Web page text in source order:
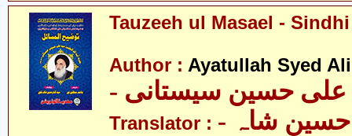
Tauzeeh ul Masael - Sindhi
Author : Ayatullah Syed
علی حسین سیستانی
Translator : حسین شاہ